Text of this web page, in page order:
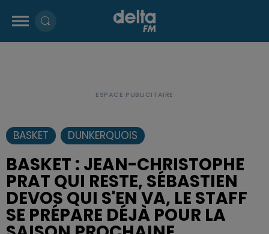
BASKET DUNKERQUOIS
BASKET : JEAN-CHRISTOPHE
PRAT QUI RESTE, SÉBASTIEN
DEVOS QUI S'EN VA, LE STAFF
SE PRÉPARE DÉJÀ POUR LA